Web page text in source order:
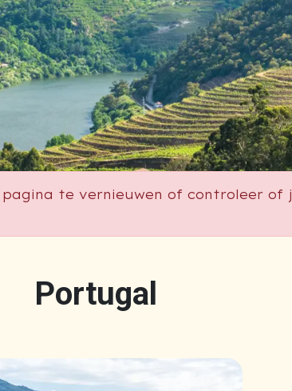
te vernieuwen of controleer of
Portugal